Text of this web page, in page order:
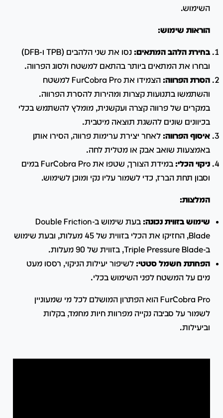
השימוש.
הוראות שימוש:
בחירת הלהב המתאים:
נסו את שני הלהבים (TPB ו-DFB)
ובחרו את המתאים ביותר בהתאם למשטח ולסוג הפרווה.
הסרת הפרווה:
הצמידו את FurCobra Pro למשטח
והשתמשו בתנועות קצרות ומהירות להסרת הפרווה.
במקרים של פרווה קצרה ועקשנית, מומלץ להשתמש בכלי
בכיוונים שונים להשגת תוצאה מיטבית.
איסוף הפרווה: לאחר יצירת ערימות פרווה, הסירו אותן
באמצעות שואב אבק או מטלית לחה.
ניקוי הכלי:
במידת הצורך, שטפו את FurCobra Pro במים
וסבון תחת הברז, כדי לשמור עליו נקי ומוכן לשימוש.
המלצות:
שימוש בזווית נכונה:
בעת שימוש ב-Double Friction
Blade, החזיקו את הכלי בזווית של 45 מעלות, ובעת שימוש
ב-Triple Pressure Blade, בזווית של 90 מעלות.
הפחתת חשמל סטטי: לשיפור יעילות הניקוי, רססו מעט
מים על המשטח לפני השימוש בכלי.
FurCobra Pro הוא הפתרון המושלם לכל מי שמעוניין
לשמור על סביבה נקייה מפרוות חיות מחמד, בקלות
וביעילות.